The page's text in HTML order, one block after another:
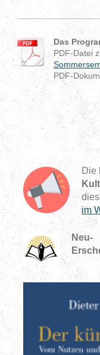
Das
PDF-Datei
PDF-
Die
im
Neu-